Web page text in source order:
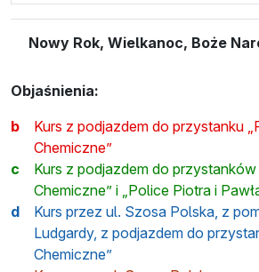
Nowy Rok, Wielkanoc, Boże
Objaśnienia:
b
Kurs z podjazdem do przystanku
Chemiczne”
c
Kurs z podjazdem do przystanków
Chemiczne” i „Police Piotra i
d
Kurs przez ul. Szosa Polska, z
Ludgardy, z podjazdem do
Chemiczne”